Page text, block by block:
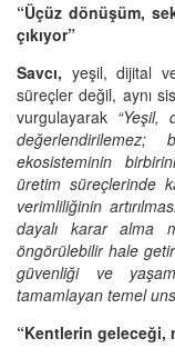
“Üçüz dönüşüm,
çıkıyor”
Savcı, yeşil, dijital
süreçler değil, aynı
vurgulayarak “Yeşil,
ekosisteminin
üretim süreçlerinde
verimliliğinin
dayalı karar alma
öngörülebilir hale
güvenliği ve
tamamlayan temel
“Kentlerin geleceği,